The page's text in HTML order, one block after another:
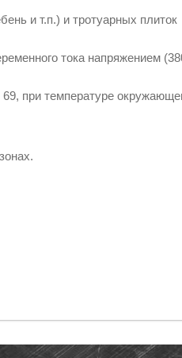
и т.п.) и тротуарных плиток
тока напряжением
при температуре